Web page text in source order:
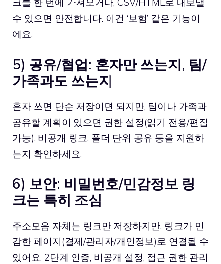
크를 한 번에 가져오거나, CSV/HTML로 내보낼
수 있으면 안전합니다. 이건 ‘보험’ 같은 기능이
에요.
5) 공유/협업: 혼자만 쓰는지, 팀/
가족과도 쓰는지
혼자 쓰면 단순 저장이면 되지만, 팀이나 가족과
공유할 계획이 있으면 권한 설정(읽기 전용/편집
가능), 비공개 링크, 폴더 단위 공유 등을 지원하
는지 확인하세요.
6) 보안: 비밀번호/민감정보 링
크는 특히 조심
주소모음 자체는 링크만 저장하지만, 링크가 민
감한 페이지(결제/관리자/개인정보)로 연결될 수
있어요. 2단계 인증, 비공개 설정, 접근 권한 관리